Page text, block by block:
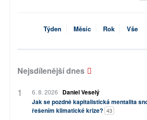
Týden Měsíc Rok Vše
Nejsdílenější dnes
6. 8. 2026
Daniel Veselý
Jak se pozdně kapitalistická mentalita
řešením klimatické krize? 43